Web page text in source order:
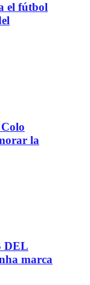
el fútbol
la
DEL
marca